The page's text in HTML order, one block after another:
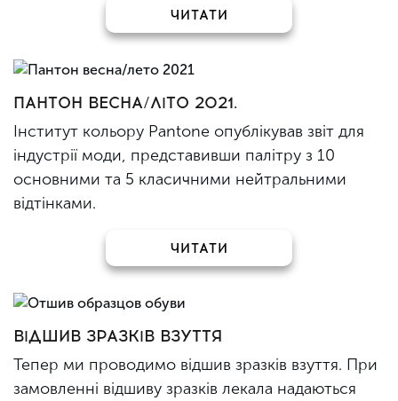
ЧИТАТИ
ПАНТОН ВЕСНА/ЛІТО 2021.
Інститут кольору Pantone опублікував звіт для
індустрії моди, представивши палітру з 10
основними та 5 класичними нейтральними
відтінками.
ЧИТАТИ
ВІДШИВ ЗРАЗКІВ ВЗУТТЯ
Тепер ми проводимо відшив зразків взуття. При
замовленні відшиву зразків лекала надаються